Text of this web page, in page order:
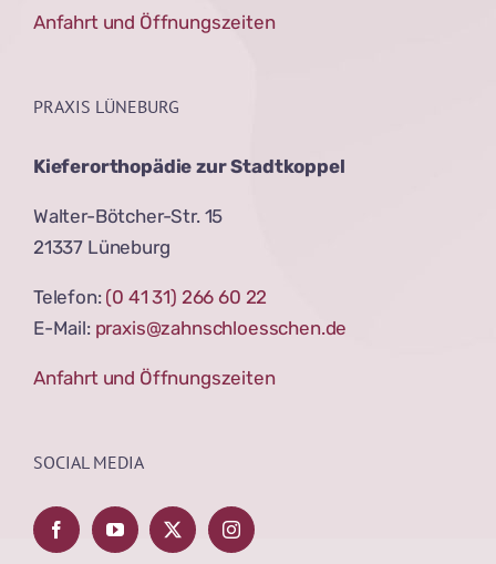
Anfahrt und Öffnungszeiten
PRAXIS LÜNEBURG
Kieferorthopädie zur Stadtkoppel
Walter-Bötcher-Str. 15
21337 Lüneburg
Telefon: (0 41 31) 266 60 22
E-Mail: praxis@zahnschloesschen.de
Anfahrt und Öffnungszeiten
SOCIAL MEDIA